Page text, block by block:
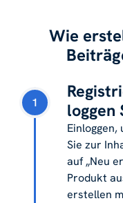
Wie
1
loggen
Einloggen,
Sie zur
auf „Neu
Produkt
erstellen